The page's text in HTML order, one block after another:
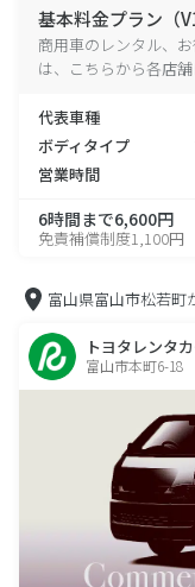
基本料金プラン（
商用車のレンタル、
は、こちらから各店舗
代表車種
ボディタイプ
営業時間
6時間まで6,600円
免責補償制度1,100円
富山県富山市松若町
トヨタレンタ
富山市本町6-18